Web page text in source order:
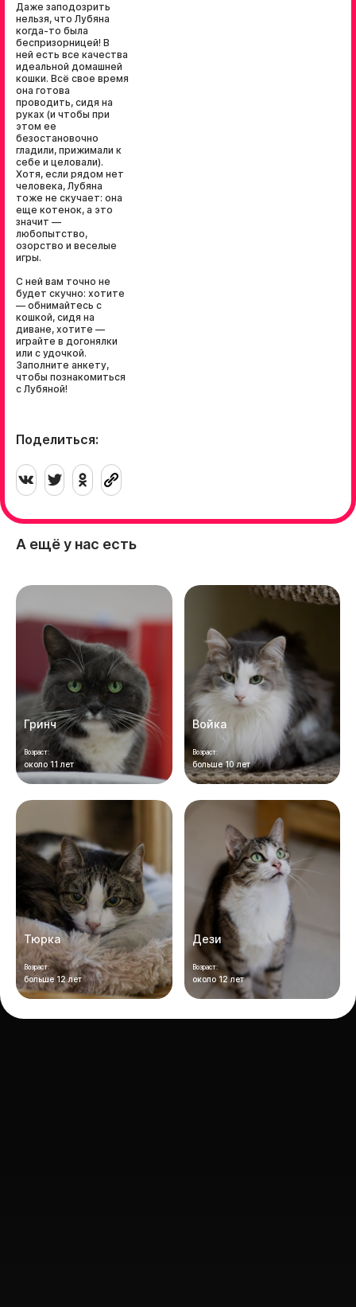
Даже заподозрить
нельзя, что Лубяна
когда-то была
беспризорницей! В
ней есть все качества
идеальной домашней
кошки. Всё свое время
она готова
проводить, сидя на
руках (и чтобы при
этом ее
безостановочно
гладили, прижимали к
себе и целовали).
Хотя, если рядом нет
человека, Лубяна
тоже не скучает: она
еще котенок, а это
значит —
любопытство,
озорство и веселые
игры.
С ней вам точно не
будет скучно: хотите
— обнимайтесь с
кошкой, сидя на
диване, хотите —
играйте в догонялки
или с удочкой.
Заполните анкету,
чтобы познакомиться
с Лубяной!
Поделиться:
А ещё у нас есть
Гринч
Возраст:
около 11 лет
Войка
Возраст:
больше 10 лет
Тюрка
Возраст:
больше 12 лет
Дези
Возраст:
около 12 лет